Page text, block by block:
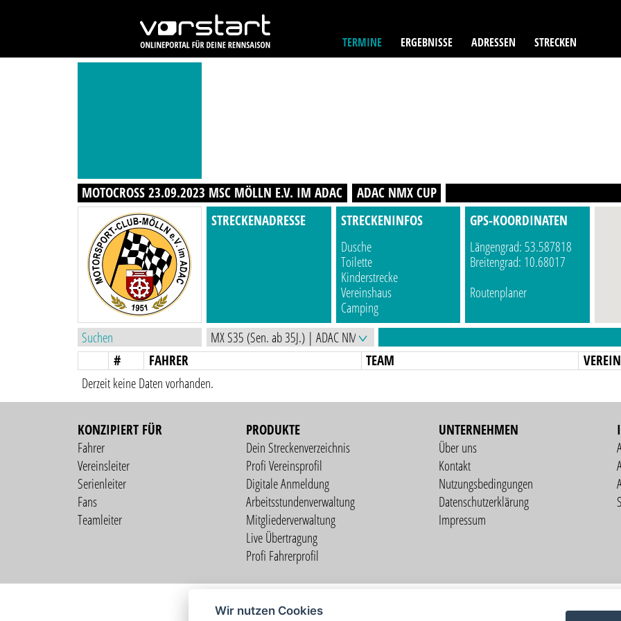
TERMINE ERGEBNISSE ADRESSEN STRECKEN
MOTOCROSS 23.09.2023 MSC MÖLLN E.V. IM ADAC ADAC NMX CUP
STRECKENADRESSE
STRECKENINFOS
Dusche
Toilette
Kinderstrecke
Vereinshaus
Camping
GPS-KOORDINATEN
Längengrad: 53.587818
Breitengrad: 10.68017
Routenplaner
# FAHRER TEAM VEREIN
Derzeit keine Daten vorhanden.
KONZIPIERT FÜR
Fahrer
Vereinsleiter
Serienleiter
Fans
Teamleiter
PRODUKTE
Dein Streckenverzeichnis
Profi Vereinsprofil
Digitale Anmeldung
Arbeitsstundenverwaltung
Mitgliederverwaltung
Live Übertragung
Profi Fahrerprofil
UNTERNEHMEN
Über uns
Kontakt
Nutzungsbedingungen
Datenschutzerklärung
Impressum
Wir nutzen Cookies